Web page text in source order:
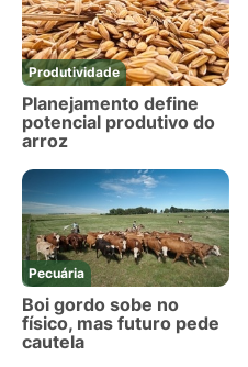
Produtividade
Planejamento define
potencial produtivo do
arroz
Pecuária
Boi gordo sobe no
físico, mas futuro pede
cautela